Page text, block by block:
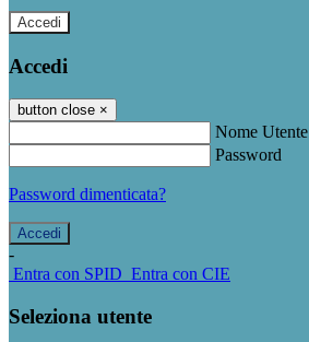
Accedi
Accedi
button close ×
Nome Utente
Password
Password dimenticata?
-
Entra con SPID Entra con CIE
Seleziona utente